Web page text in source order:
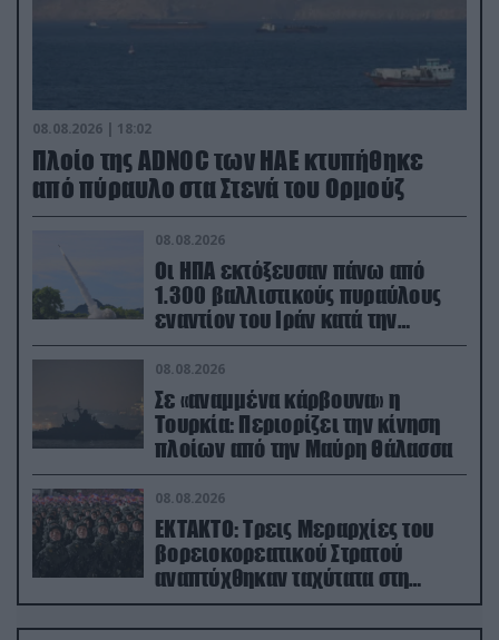
08.08.2026 | 18:02
Πλοίο της ADNOC των ΗΑΕ κτυπήθηκε
από πύραυλο στα Στενά του Ορμούζ
08.08.2026
Οι ΗΠΑ εκτόξευσαν πάνω από
1.300 βαλλιστικούς πυραύλους
εναντίον του Ιράν κατά την
διάρκεια του πολέμου
08.08.2026
Σε «αναμμένα κάρβουνα» η
Τουρκία: Περιορίζει την κίνηση
πλοίων από την Μαύρη Θάλασσα
08.08.2026
ΕΚΤΑΚΤΟ: Τρεις Μεραρχίες του
βορειοκορεατικού Στρατού
αναπτύχθηκαν ταχύτατα στη
Ρωσία